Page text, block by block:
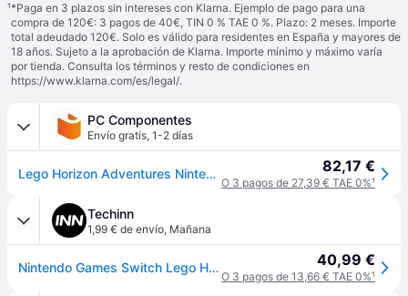
¹*Paga en 3 plazos sin intereses con Klarna. Ejemplo de pago para una
compra de 120€: 3 pagos de 40€, TIN 0 % TAE 0 %. Plazo: 2 meses. Importe
total adeudado 120€. Solo es válido para residentes en España y mayores de
18 años. Sujeto a la aprobación de Klarna. Importe mínimo y máximo varía
por tienda. Consulta los términos y resto de condiciones en
https://www.klarna.com/es/legal/.
PC Componentes
Envío gratis, 1-2 días
Lego Horizon Adventures Nintendo Switch 82,17 €
O 3 pagos de 27,39 € TAE 0%¹
Techinn
1,99 € de envío, Mañana
Nintendo Games Switch Lego Horizon Adventures Transparente 40,99 €
O 3 pagos de 13,66 € TAE 0%¹